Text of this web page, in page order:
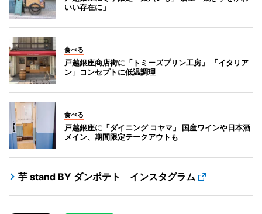
いい存在に」
食べる
戸越銀座商店街に「トミーズプリン工房」 「イタリア
ン」コンセプトに低温調理
食べる
戸越銀座に「ダイニング コヤマ」 国産ワインや日本酒
メイン、期間限定テークアウトも
芋 stand BY ダンポテト インスタグラム